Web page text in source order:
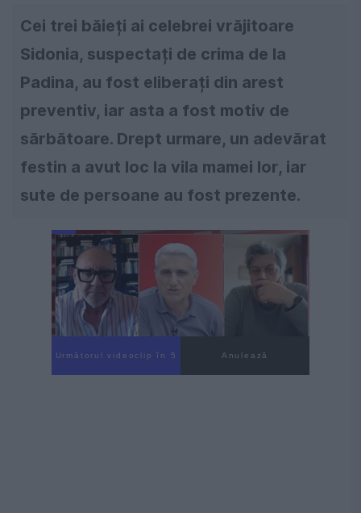
Cei trei băieți ai celebrei vrăjitoare
Sidonia, suspectați de crima de la
Padina, au fost eliberați din arest
preventiv, iar asta a fost motiv de
sărbătoare. Drept urmare, un adevărat
festin a avut loc la vila mamei lor, iar
sute de persoane au fost prezente.
Următorul videoclip în 4 Anulează